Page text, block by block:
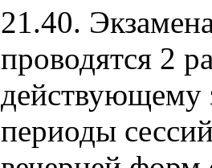
21.40.
проводятся 2
действующему
периоды